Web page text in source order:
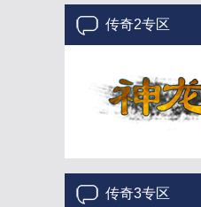
传奇2专区
传奇3专区